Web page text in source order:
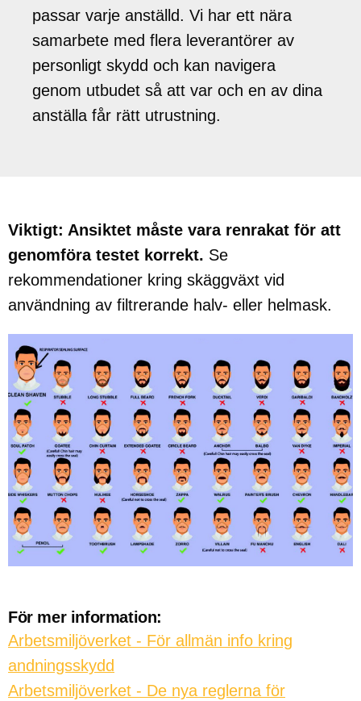
passar varje anställd. Vi har ett nära
samarbete med flera leverantörer av
personligt skydd och kan navigera
genom utbudet så att var och en av dina
anställa får rätt utrustning.
Viktigt: Ansiktet måste vara renrakat för att
genomföra testet korrekt. Se
rekommendationer kring skäggväxt vid
användning av filtrerande halv- eller helmask.
För mer information:
Arbetsmiljöverket - För allmän info kring
andningsskydd
Arbetsmiljöverket - De nya reglerna för